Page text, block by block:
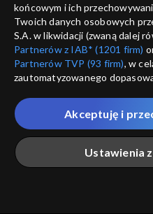
końcowym i ich
Twoich danych osobowych
S.A. w likwidacji (zwaną dalej
Partnerów z IAB* (1201 firm)
Partnerów TVP (93 firm), w
zautomatyzowanego
które wskazujemy poniżej, a
przez nas identyfikatora PPID
Twoje dane osobowe
Ciebie naszych
„Portalem”, w tym informacje
Ustawienia
Akceptuję i